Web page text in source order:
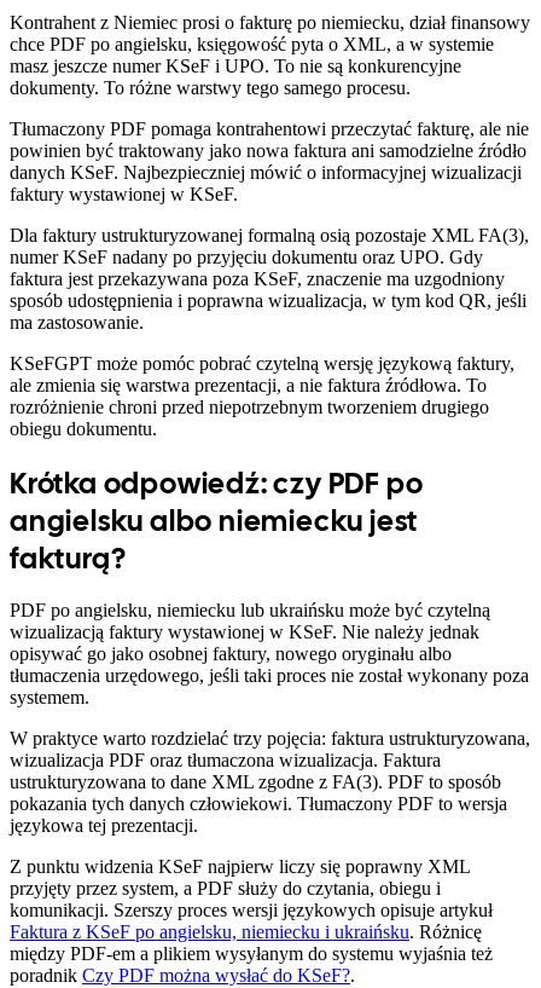
Kontrahent z Niemiec prosi o fakturę po niemiecku, dział finansowy
chce PDF po angielsku, księgowość pyta o XML, a w systemie
masz jeszcze numer KSeF i UPO. To nie są konkurencyjne
dokumenty. To różne warstwy tego samego procesu.
Tłumaczony PDF pomaga kontrahentowi przeczytać fakturę, ale nie
powinien być traktowany jako nowa faktura ani samodzielne źródło
danych KSeF. Najbezpieczniej mówić o informacyjnej wizualizacji
faktury wystawionej w KSeF.
Dla faktury ustrukturyzowanej formalną osią pozostaje XML FA(3),
numer KSeF nadany po przyjęciu dokumentu oraz UPO. Gdy
faktura jest przekazywana poza KSeF, znaczenie ma uzgodniony
sposób udostępnienia i poprawna wizualizacja, w tym kod QR, jeśli
ma zastosowanie.
KSeFGPT może pomóc pobrać czytelną wersję językową faktury,
ale zmienia się warstwa prezentacji, a nie faktura źródłowa. To
rozróżnienie chroni przed niepotrzebnym tworzeniem drugiego
obiegu dokumentu.
Krótka odpowiedź: czy PDF po
angielsku albo niemiecku jest
fakturą?
PDF po angielsku, niemiecku lub ukraińsku może być czytelną
wizualizacją faktury wystawionej w KSeF. Nie należy jednak
opisywać go jako osobnej faktury, nowego oryginału albo
tłumaczenia urzędowego, jeśli taki proces nie został wykonany poza
systemem.
W praktyce warto rozdzielać trzy pojęcia: faktura ustrukturyzowana,
wizualizacja PDF oraz tłumaczona wizualizacja. Faktura
ustrukturyzowana to dane XML zgodne z FA(3). PDF to sposób
pokazania tych danych człowiekowi. Tłumaczony PDF to wersja
językowa tej prezentacji.
Z punktu widzenia KSeF najpierw liczy się poprawny XML
przyjęty przez system, a PDF służy do czytania, obiegu i
komunikacji. Szerszy proces wersji językowych opisuje artykuł
Faktura z KSeF po angielsku, niemiecku i ukraińsku. Różnicę
między PDF-em a plikiem wysyłanym do systemu wyjaśnia też
poradnik Czy PDF można wysłać do KSeF?.